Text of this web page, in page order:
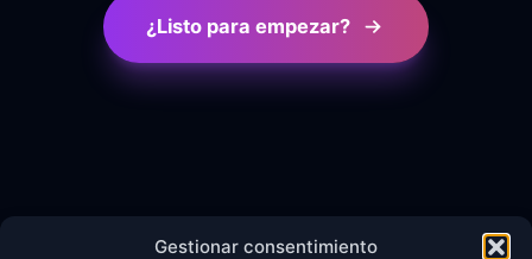
Gestionar consentimiento
¿Listo para empezar?